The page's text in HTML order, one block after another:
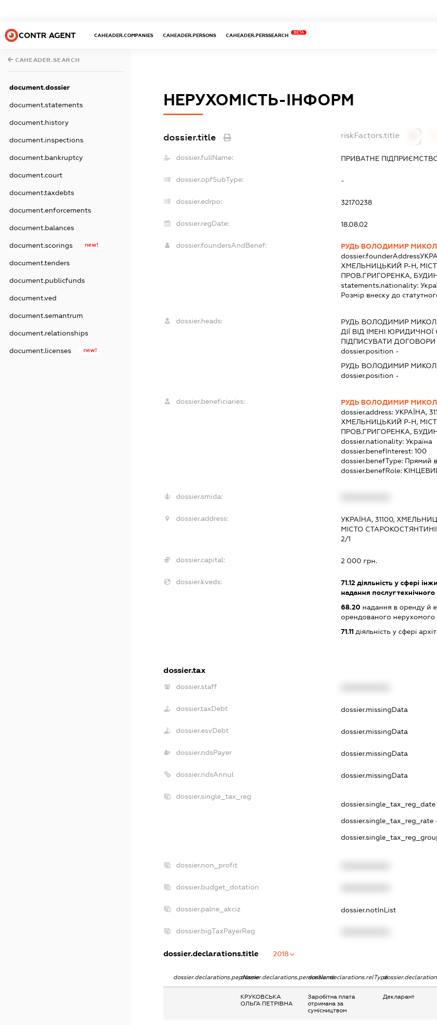
CONTR AGENT CAHEADER.COMPANIES CAHEADER.PERSONS CAHEADER.PERSSEARCH
BETA
CAHEADER.SEARCH
document.dossier
document.statements
document.history
document.inspections
document.bankruptcy
document.court
document.taxdebts
document.enforcements
document.balances
document.scorings new!
document.tenders
document.publicfunds
document.ved
document.semantrum
document.relationships
document.licenses new!
НЕРУХОМІСТЬ-ІНФОРМ
dossier.title riskFactors.title
dossier.fullName: ПРИВАТНЕ
dossier.opfSubType: -
dossier.edrpo: 32170238
dossier.regDate: 18.08.02
dossier.foundersAndBenef:
РУДЬ ВОЛОДИМИР
dossier.founderAddress
ХМЕЛЬНИЦЬКИЙ Р-Н,
ПРОВ.ГРИГОРЕНКА,
statements.nationality:
Розмір внеску до
dossier.heads: РУДЬ ВОЛОДИМИР
ДІЇ ВІД ІМЕНІ
ПІДПИСУВАТИ
dossier.position -
РУДЬ ВОЛОДИМИР
dossier.position -
dossier.beneficiaries:
РУДЬ ВОЛОДИМИР
dossier.address: УКРАЇНА,
ХМЕЛЬНИЦЬКИЙ Р-Н,
ПРОВ.ГРИГОРЕНКА,
dossier.nationality: Україна
dossier.benefInterest: 100
dossier.benefType: Прямий
dossier.benefRole:
dossier.smida:
dossier.address:
УКРАЇНА, 31100,
МІСТО
2/1
dossier.capital: 2 000 грн.
dossier.kveds: 71.12діяльність у сфері
надання послуг
68.20надання в оренду й
орендованого нерухомого
71.11діяльність у сфері
dossier.tax
dossier.staff
dossier.taxDebt dossier.missingData
dossier.esvDebt dossier.missingData
dossier.ndsPayer dossier.missingData
dossier.ndsAnnul dossier.missingData
dossier.single_tax_reg
dossier.single_tax_reg_date -
dossier.single_tax_reg_rate
dossier.non_profit
dossier.budget_dotation
dossier.palne_akciz dossier.notInList
dossier.bigTaxPayerReg
dossier.declarations.title 2018
dossier.declarations.pepNamedossier.declarations.personNamedossier.declarations.relType
КРУКОВСЬКА
ОЛЬГА ПЕТРІВНА
Заробітна плата
отримана за
сумісництвом
Декларант